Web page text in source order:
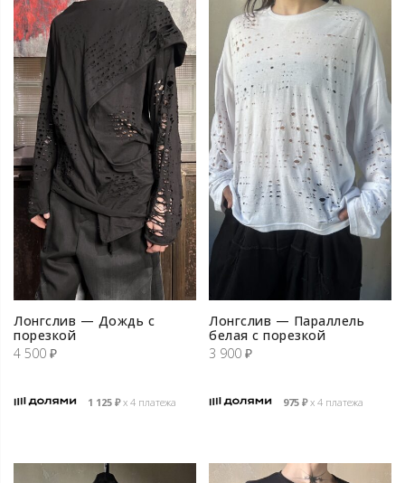
Лонгслив — Дождь с
порезкой
4 500 ₽
1 125 ₽х 4 платежа
Лонгслив — Параллель
белая с порезкой
3 900 ₽
975 ₽х 4 платежа